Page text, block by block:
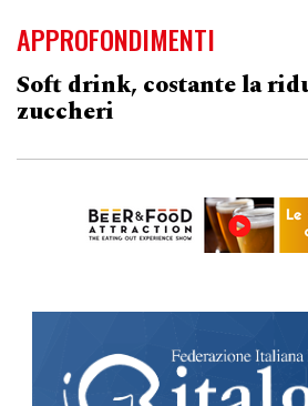
APPROFONDIMENTI
Soft drink, costante la
zuccheri